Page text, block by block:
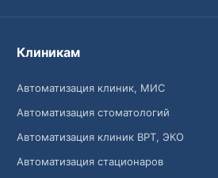
Клиникам
Автоматизация клиник, МИС
Автоматизация стоматологий
Автоматизация клиник ВРТ, ЭКО
Автоматизация стационаров